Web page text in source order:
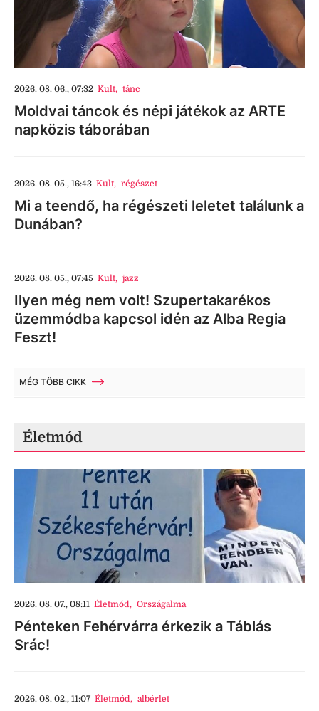
2026. 08. 06., 07:32 Kult, tánc
Moldvai táncok és népi játékok az ARTE
napközis táborában
2026. 08. 05., 16:43 Kult, régészet
Mi a teendő, ha régészeti leletet találunk a
Dunában?
2026. 08. 05., 07:45 Kult, jazz
Ilyen még nem volt! Szupertakarékos
üzemmódba kapcsol idén az Alba Regia
Feszt!
MÉG TÖBB CIKK
Életmód
2026. 08. 07., 08:11 Életmód, Országalma
Pénteken Fehérvárra érkezik a Táblás
Srác!
2026. 08. 02., 11:07 Életmód, albérlet